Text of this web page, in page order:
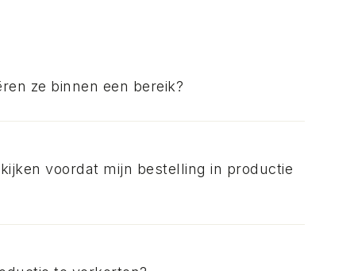
ze binnen een bereik?
voordat mijn bestelling in productie